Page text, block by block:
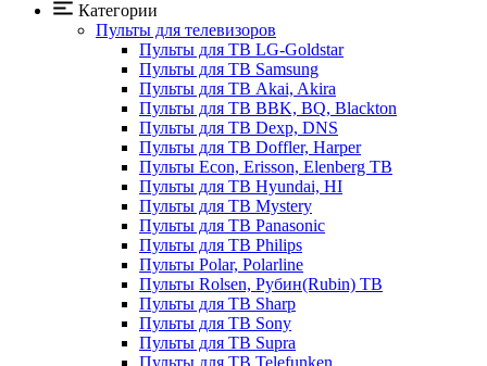
Категории
Пульты для телевизоров
Пульты для ТВ LG-Goldstar
Пульты для ТВ Samsung
Пульты для ТВ Akai, Akira
Пульты для ТВ BBK, BQ, Blackton
Пульты для ТВ Dexp, DNS
Пульты для ТВ Doffler, Harper
Пульты Econ, Erisson, Elenberg ТВ
Пульты для ТВ Hyundai, HI
Пульты для ТВ Mystery
Пульты для ТВ Panasonic
Пульты для ТВ Philips
Пульты Polar, Polarline
Пульты Rolsen, Рубин(Rubin) ТВ
Пульты для ТВ Sharp
Пульты для ТВ Sony
Пульты для ТВ Supra
Пульты для ТВ Telefunken